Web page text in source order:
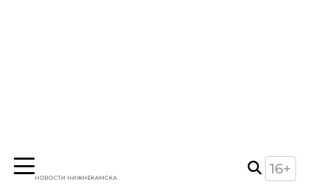
НОВОСТИ НИЖНЕКАМСКА
16+